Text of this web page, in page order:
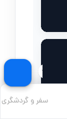
سفر و گردشگری